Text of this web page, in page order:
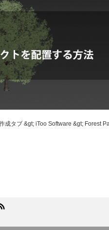
成タブ &gt; iToo Software &gt; Forest